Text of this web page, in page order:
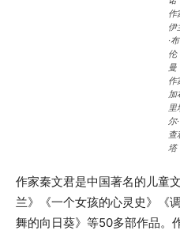
作
伊
·布
伦
曼
作
加
里
尔·
查
塔
作家秦文君是中国著名的儿童
兰》《一个女孩的心灵史》《
舞的向日葵》等50多部作品。